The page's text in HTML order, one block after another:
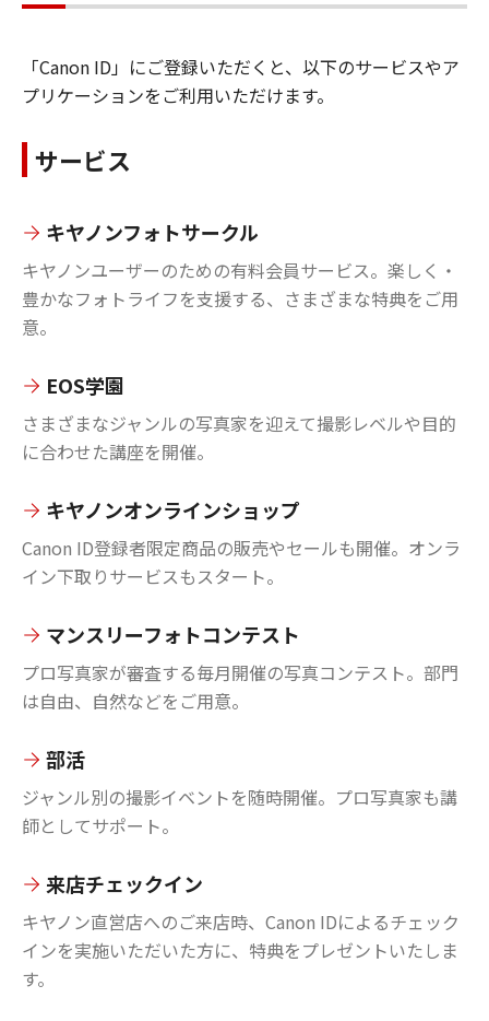
「Canon ID」にご登録いただくと、以下のサービスやア
プリケーションをご利用いただけます。
サービス
キヤノンフォトサークル
キヤノンユーザーのための有料会員サービス。楽しく・
豊かなフォトライフを支援する、さまざまな特典をご用
意。
EOS学園
さまざまなジャンルの写真家を迎えて撮影レベルや目的
に合わせた講座を開催。
キヤノンオンラインショップ
Canon ID登録者限定商品の販売やセールも開催。オンラ
イン下取りサービスもスタート。
マンスリーフォトコンテスト
プロ写真家が審査する毎月開催の写真コンテスト。部門
は自由、自然などをご用意。
部活
ジャンル別の撮影イベントを随時開催。プロ写真家も講
師としてサポート。
来店チェックイン
キヤノン直営店へのご来店時、Canon IDによるチェック
インを実施いただいた方に、特典をプレゼントいたしま
す。